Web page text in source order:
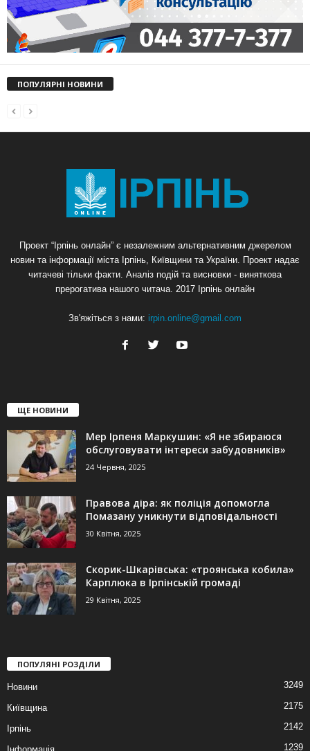
ПОПУЛЯРНІ НОВИНИ
Проект “Ірпінь онлайн” є незалежним альтернативним джерелом
новин та інформації міста Ірпінь, Київщини та України. Проект надає
читачеві тільки факти. Аналіз подій та висновки - виняткова
прерогатива нашого читача. 2017 Ірпінь онлайн
Зв'яжіться з нами: irpin.online@gmail.com
ЩЕ НОВИНИ
Мер Ірпеня Маркушин: «Я не збираюся
обслуговувати інтереси забудовників»
24 Червня, 2025
Правова діра: як поліція допомогла
Помазану уникнути відповідальності
30 Квітня, 2025
Скорик-Шкарівська: «троянська кобила»
Карплюка в Ірпінській громаді
29 Квітня, 2025
ПОПУЛЯНІ РОЗДІЛИ
Новини 3249
Київщина 2175
Ірпінь 2142
1239